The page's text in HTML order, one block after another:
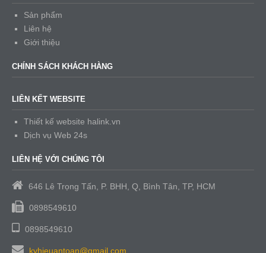
Sản phẩm
Liên hệ
Giới thiệu
CHÍNH SÁCH KHÁCH HÀNG
LIÊN KẾT WEBSITE
Thiết kế website halink.vn
Dịch vụ Web 24s
LIÊN HỆ VỚI CHÚNG TÔI
646 Lê Trọng Tấn, P. BHH, Q, Bình Tân, TP, HCM
0898549610
0898549610
kyhieuantoan@gmail.com